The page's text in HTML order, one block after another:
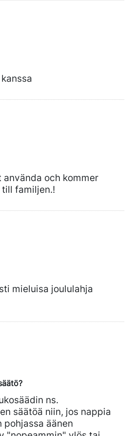
och kommer
familjen.!
mieluisa joululahja
ns.
säätöä niin, jos nappia
pohjassa äänen